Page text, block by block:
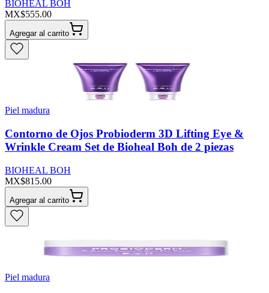
BIOHEAL BOH
MX$555.00
Agregar al carrito
Piel madura
Contorno de Ojos Probioderm 3D Lifting Eye &
Wrinkle Cream Set de Bioheal Boh de 2 piezas
BIOHEAL BOH
MX$815.00
Agregar al carrito
Piel madura